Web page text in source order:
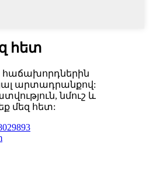
հետ
հաճախորդներին
արտադրանքով:
նմուշ և
մեզ հետ: